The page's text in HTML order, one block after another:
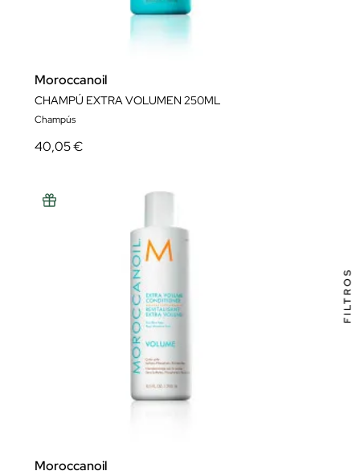
Moroccanoil
CHAMPÚ EXTRA VOLUMEN 250ML
Champús
40,05 €
Moroccanoil
FILTROS